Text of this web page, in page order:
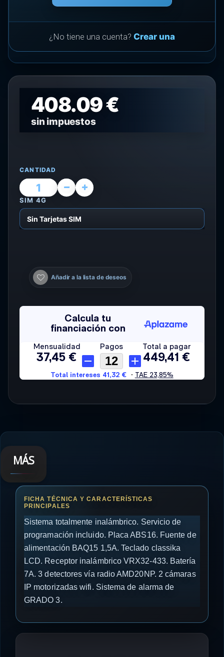
¿No tiene una cuenta? Crear una
408.09 €
sin impuestos
CANTIDAD
SIM 4G
Añadir a la lista de deseos
MÁS
Sistema totalmente inalámbrico. Servicio de
programación incluido. Placa ABS16. Fuente de
alimentación BAQ15 1,5A. Teclado classika
LCD. Receptor inalámbrico VRX32-433. Batería
7A. 3 detectores vía radio AMD20NP. 2 cámaras
IP motorizadas wifi. Sistema de alarma de
GRADO 3.